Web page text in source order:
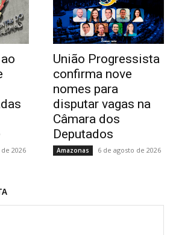
2026
União Progressista
confirma nove
nomes para
disputar vagas na
Câmara dos
Deputados
Amazonas 6 de agosto de 2026